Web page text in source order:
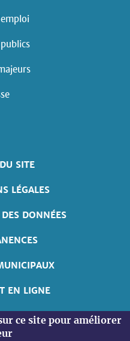
SITE
LÉGALES
DONNÉES
EN LIGNE
SOURDES
ce site pour améliorer